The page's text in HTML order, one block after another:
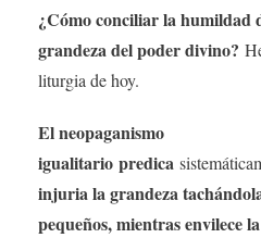
¿Cómo conciliar la humildad
grandeza del poder divino?
liturgia de hoy.
El neopaganismo
igualitario predica
injuria la grandeza
pequeños, mientras envilece